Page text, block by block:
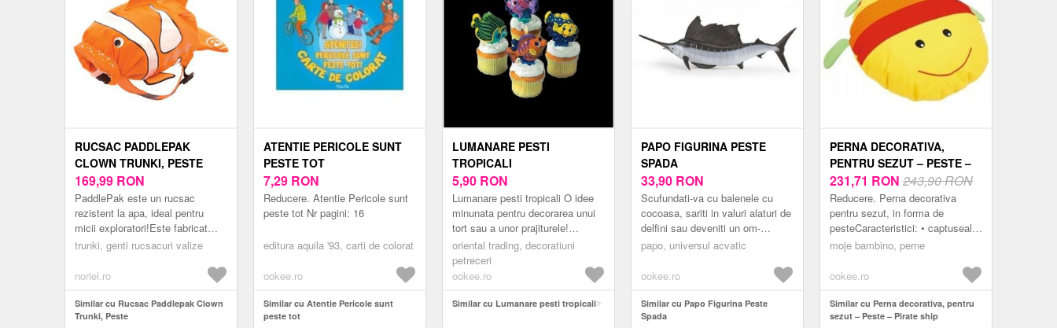
RUCSAC PADDLEPAK
CLOWN TRUNKI, PESTE
169,99 RON
PaddlePak este un rucsac
rezistent la apa, ideal pentru
micii exploratori!Este fabricat
dintr-un material usor si durabil si
trunki, genti rucsacuri valize
noriel.ro
Similar cu Rucsac Paddlepak Clown
Trunki, Peste
ATENTIE PERICOLE SUNT
PESTE TOT
7,29 RON
Reducere. Atentie Pericole sunt
peste tot Nr pagini: 16
editura aquila '93, carti de colorat
ookee.ro
Similar cu Atentie Pericole sunt
peste tot
LUMANARE PESTI
TROPICALI
5,90 RON
Lumanare pesti tropicali O idee
minunata pentru decorarea unui
tort sau a unor prajiturele!
Lumanarea este disponibila in
cele 4 modele. Pretul est...
oriental trading, decoratiuni
petreceri
ookee.ro
Similar cu Lumanare pesti tropicali
PAPO FIGURINA PESTE
SPADA
33,90 RON
Scufundati-va cu balenele cu
cocoasa, sariti in valuri alaturi de
delfini sau deveniti un om-
broasca capabil sa exploreze
papo, universul acvatic
ookee.ro
Similar cu Papo Figurina Peste
Spada
PERNA DECORATIVA,
PENTRU SEZUT – PESTE –
PIRATE SHIP
231,71 RON 243,90 RON
Reducere. Perna decorativa
pentru sezut, in forma de
pesteCaracteristici: • captuseala
din bumbac• Dimensiuni: 70 x 80
moje bambino, perne
ookee.ro
Similar cu Perna decorativa, pentru
sezut – Peste – Pirate ship